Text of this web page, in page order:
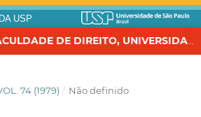
USP
REVISTA DA FACULDADE DE DIREITO, UNIVERSIDADE DE SÃO PAULO
74 (1979) / Não definido